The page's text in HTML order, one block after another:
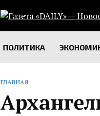
ПОЛИТИКА
ГЛАВНАЯ